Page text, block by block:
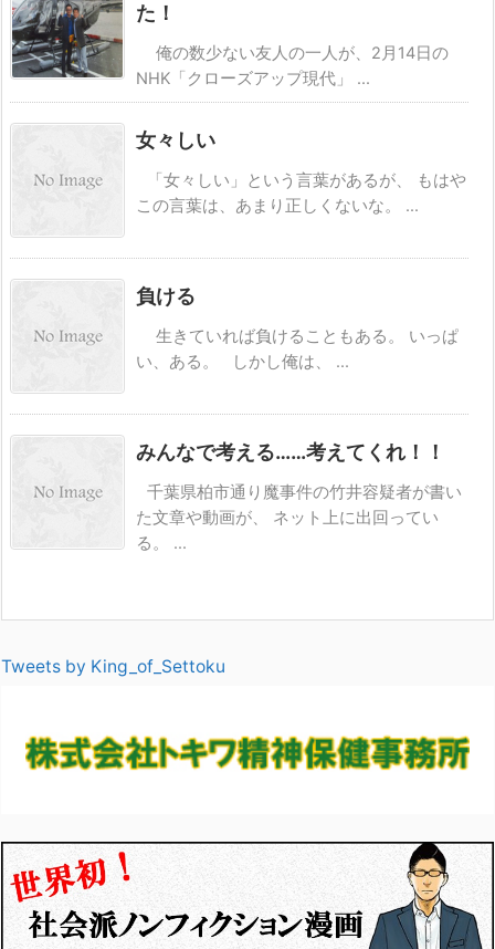
た！
俺の数少ない友人の一人が、2月14日の
NHK「クローズアップ現代」 ...
女々しい
「女々しい」という言葉があるが、 もはや
この言葉は、あまり正しくないな。 ...
負ける
生きていれば負けることもある。 いっぱ
い、ある。 しかし俺は、 ...
みんなで考える……考えてくれ！！
千葉県柏市通り魔事件の竹井容疑者が書い
た文章や動画が、 ネット上に出回ってい
る。 ...
Tweets by King_of_Settoku